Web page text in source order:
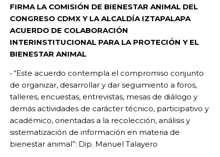
FIRMA LA COMISIÓN DE BIENESTAR ANIMAL DEL
CONGRESO CDMX Y LA ALCALDÍA IZTAPALAPA
ACUERDO DE COLABORACIÓN
INTERINSTITUCIONAL PARA LA PROTECIÓN Y EL
BIENESTAR ANIMAL
• “Este acuerdo contempla el compromiso conjunto
de organizar, desarrollar y dar seguimiento a foros,
talleres, encuestas, entrevistas, mesas de diálogo y
demás actividades de carácter técnico, participativo y
académico, orientadas a la recolección, análisis y
sistematización de información en materia de
bienestar animal”: Dip. Manuel Talayero